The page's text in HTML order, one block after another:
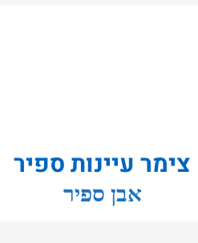
צימר עיינות ספיר
אבן ספיר